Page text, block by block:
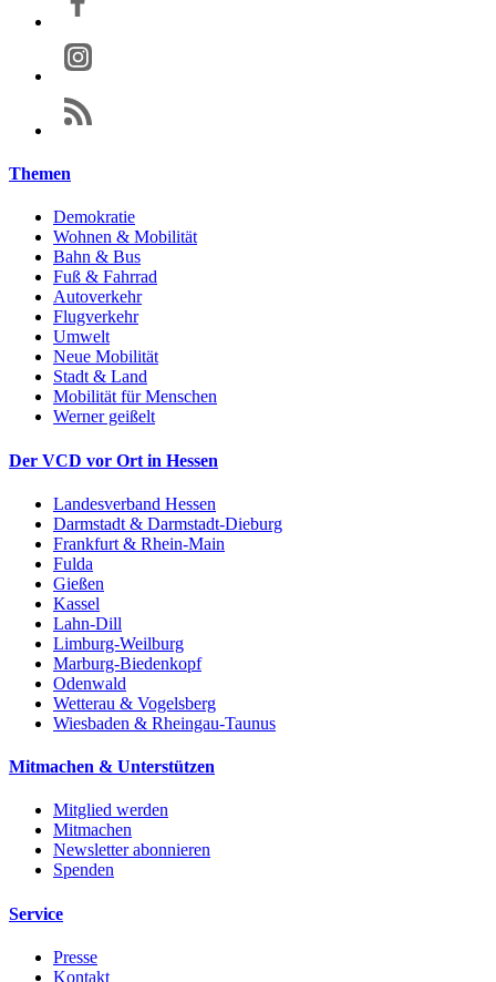
Themen
Demokratie
Wohnen & Mobilität
Bahn & Bus
Fuß & Fahrrad
Autoverkehr
Flugverkehr
Umwelt
Neue Mobilität
Stadt & Land
Mobilität für Menschen
Werner geißelt
Der VCD vor Ort in Hessen
Landesverband Hessen
Darmstadt & Darmstadt-Dieburg
Frankfurt & Rhein-Main
Fulda
Gießen
Kassel
Lahn-Dill
Limburg-Weilburg
Marburg-Biedenkopf
Odenwald
Wetterau & Vogelsberg
Wiesbaden & Rheingau-Taunus
Mitmachen & Unterstützen
Mitglied werden
Mitmachen
Newsletter abonnieren
Spenden
Service
Presse
Kontakt